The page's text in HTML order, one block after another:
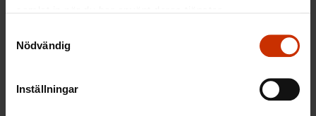
Nödvändig
Inställningar
– Planeringen blir en gemensam utmaning i stället
för att vara chefens uppgift. Man lyssnar på